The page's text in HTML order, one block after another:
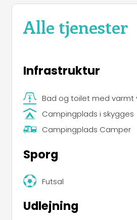
Alle tjenester
Infrastruktur
Bad og toilet med varmt
Campingplads i skygges
Campingplads Camper
Sporg
Futsal
Udlejning